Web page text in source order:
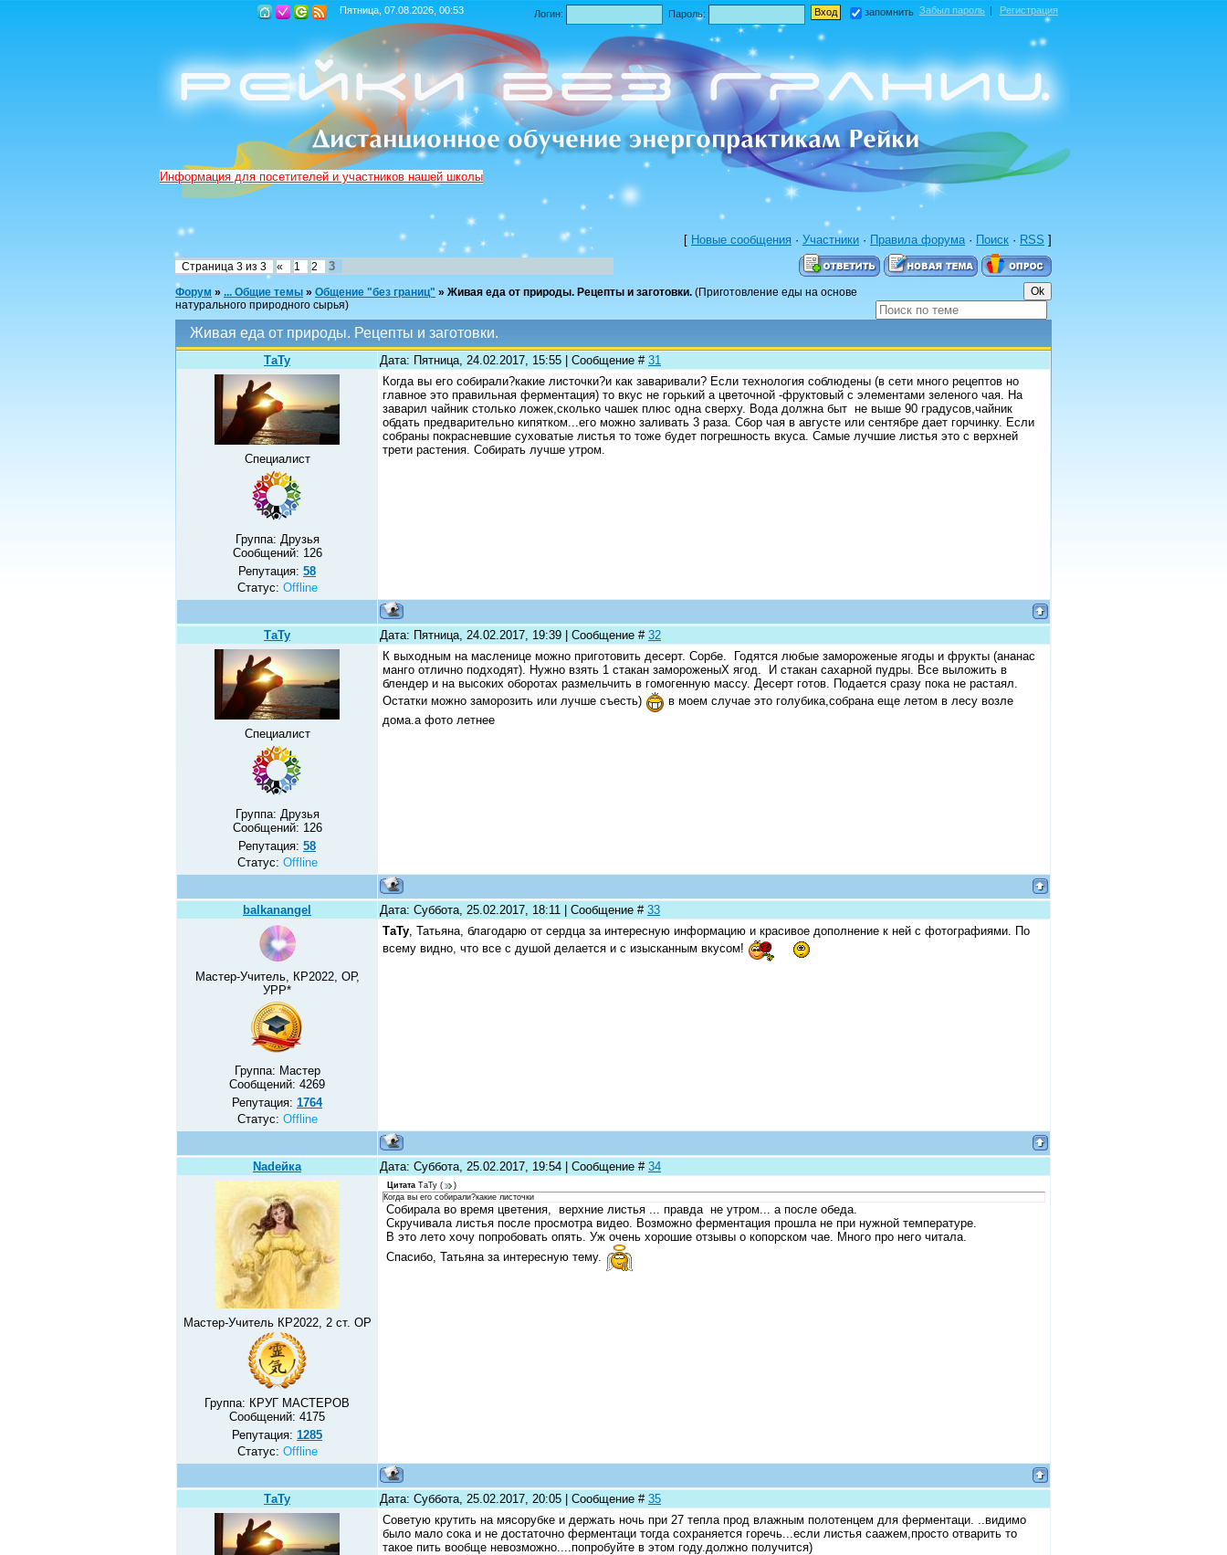
Пятница, 07.08.2026, 00:53 Логин: Пароль: запомнить Забыл пароль | Регистрация
Информация для посетителей и участников нашей школы
[ Новые сообщения · Участники · Правила форума · Поиск · RSS ]
Страница 3 из 3 « 1 2 3
Форум » ... Общие темы » Общение "без границ" » Живая еда от природы. Рецепты и заготовки. (Приготовление еды на основе
натурального природного сырья)
Живая еда от природы. Рецепты и заготовки.
ТаТу Дата: Пятница, 24.02.2017, 15:55 | Сообщение # 31
Специалист
Группа: Друзья
Сообщений: 126
Репутация: 58
Статус: Offline
Когда вы его собирали?какие листочки?и как заваривали? Если технология соблюдены (в сети много рецептов но
главное это правильная ферментация) то вкус не горький а цветочной -фруктовый с элементами зеленого чая. На
заварил чайник столько ложек,сколько чашек плюс одна сверху. Вода должна быт не выше 90 градусов,чайник
обдать предварительно кипятком...его можно заливать 3 раза. Сбор чая в августе или сентябре дает горчинку. Если
собраны покрасневшие суховатые листья то тоже будет погрешность вкуса. Самые лучшие листья это с верхней
трети растения. Собирать лучше утром.
ТаТу Дата: Пятница, 24.02.2017, 19:39 | Сообщение # 32
Специалист
Группа: Друзья
Сообщений: 126
Репутация: 58
Статус: Offline
К выходным на масленице можно приготовить десерт. Сорбе. Годятся любые замороженые ягоды и фрукты (ананас
манго отлично подходят). Нужно взять 1 стакан замороженыХ ягод. И стакан сахарной пудры. Все выложить в
блендер и на высоких оборотах размельчить в гомогенную массу. Десерт готов. Подается сразу пока не растаял.
Остатки можно заморозить или лучше съесть)
в моем случае это голубика, собрана еще летом в лесу возле
дома.а фото летнее
balkanangel Дата: Суббота, 25.02.2017, 18:11 | Сообщение # 33
Мастер-Учитель, КР2022, ОР,
УРР*
Группа: Мастер
Сообщений: 4269
Репутация: 1764
Статус: Offline
ТаТу , Татьяна, благодарю от сердца за интересную информацию и красивое дополнение к ней с фотографиями. По
всему видно, что все с душой делается и с изысканным вкусом!
Nadeйка Дата: Суббота, 25.02.2017, 19:54 | Сообщение # 34
Мастер-Учитель КР2022, 2 ст. ОР
Группа: КРУГ МАСТЕРОВ
Сообщений: 4175
Репутация: 1285
Статус: Offline
Цитата ТаТу (
)
Когда вы его собирали?какие листочки
Собирала во время цветения, верхние листья ... правда не утром... а после обеда.
Скручивала листья после просмотра видео. Возможно ферментация прошла не при нужной температуре.
В это лето хочу попробовать опять. Уж очень хорошие отзывы о копорском чае. Много про него читала.
Спасибо, Татьяна за интересную тему.
ТаТу Дата: Суббота, 25.02.2017, 20:05 | Сообщение # 35
Советую крутить на мясорубке и держать ночь при 27 тепла прод влажным полотенцем для ферментаци. ..видимо
было мало сока и не достаточно ферментаци тогда сохраняется горечь...если листья саажем,просто отварить то
такое пить вообще невозможно....попробуйте в этом году.должно получится)